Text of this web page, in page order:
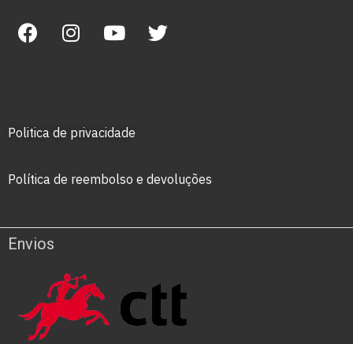
Politica de privacidade
Política de reembolso e devoluções
Envios